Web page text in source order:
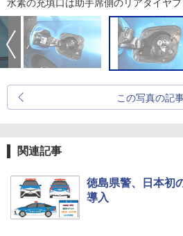
水素の充填口は助手席側のリアタイヤ
この写真の記
関連記事
徳島県警、日本初
導入